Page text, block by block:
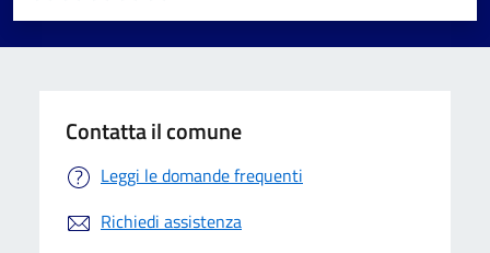
Valuta 5 stelle su 5
Valuta 4 stelle su 5
Valuta 3 stelle su 5
Valuta 2 stelle su 5
Valuta 1 stelle su 5
Contatta il comune
Leggi le domande frequenti
Richiedi assistenza